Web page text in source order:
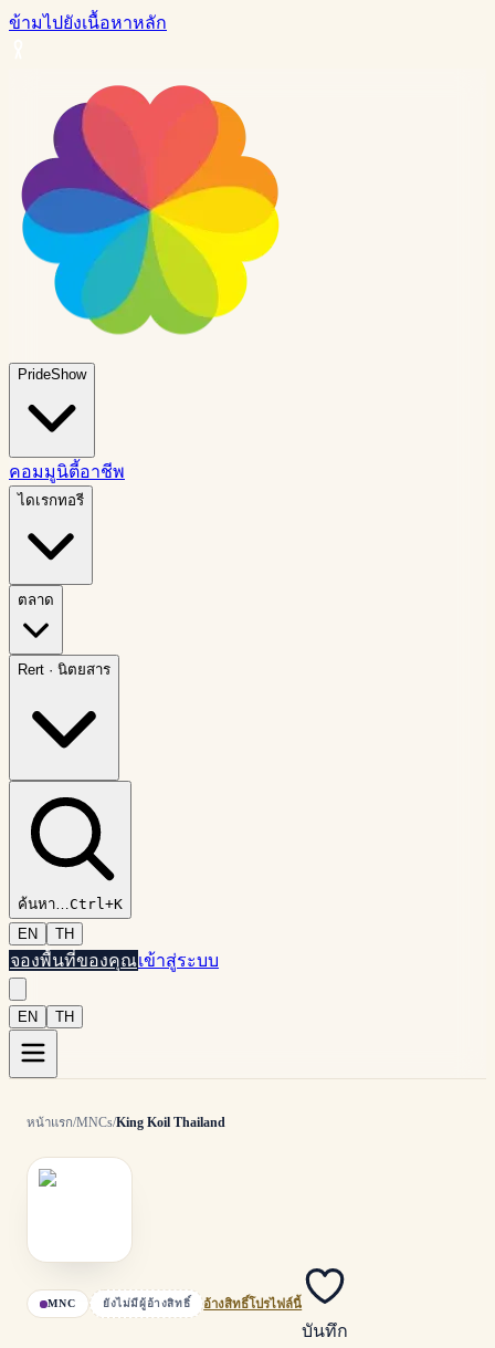
ข้ามไปยังเนื้อหาหลัก
PrideShow
คอมมูนิตี้อาชีพ
ไดเรกทอรี
ตลาด
Rert · นิตยสาร
ค้นหา…Ctrl+K
EN
TH
จองพื้นที่ของคุณเข้าสู่ระบบ
EN TH
หน้าแรก/MNCs/King Koil Thailand
MNC ยังไม่มีผู้อ้างสิทธิ์ อ้างสิทธิ์โปรไฟล์นี้
บันทึก